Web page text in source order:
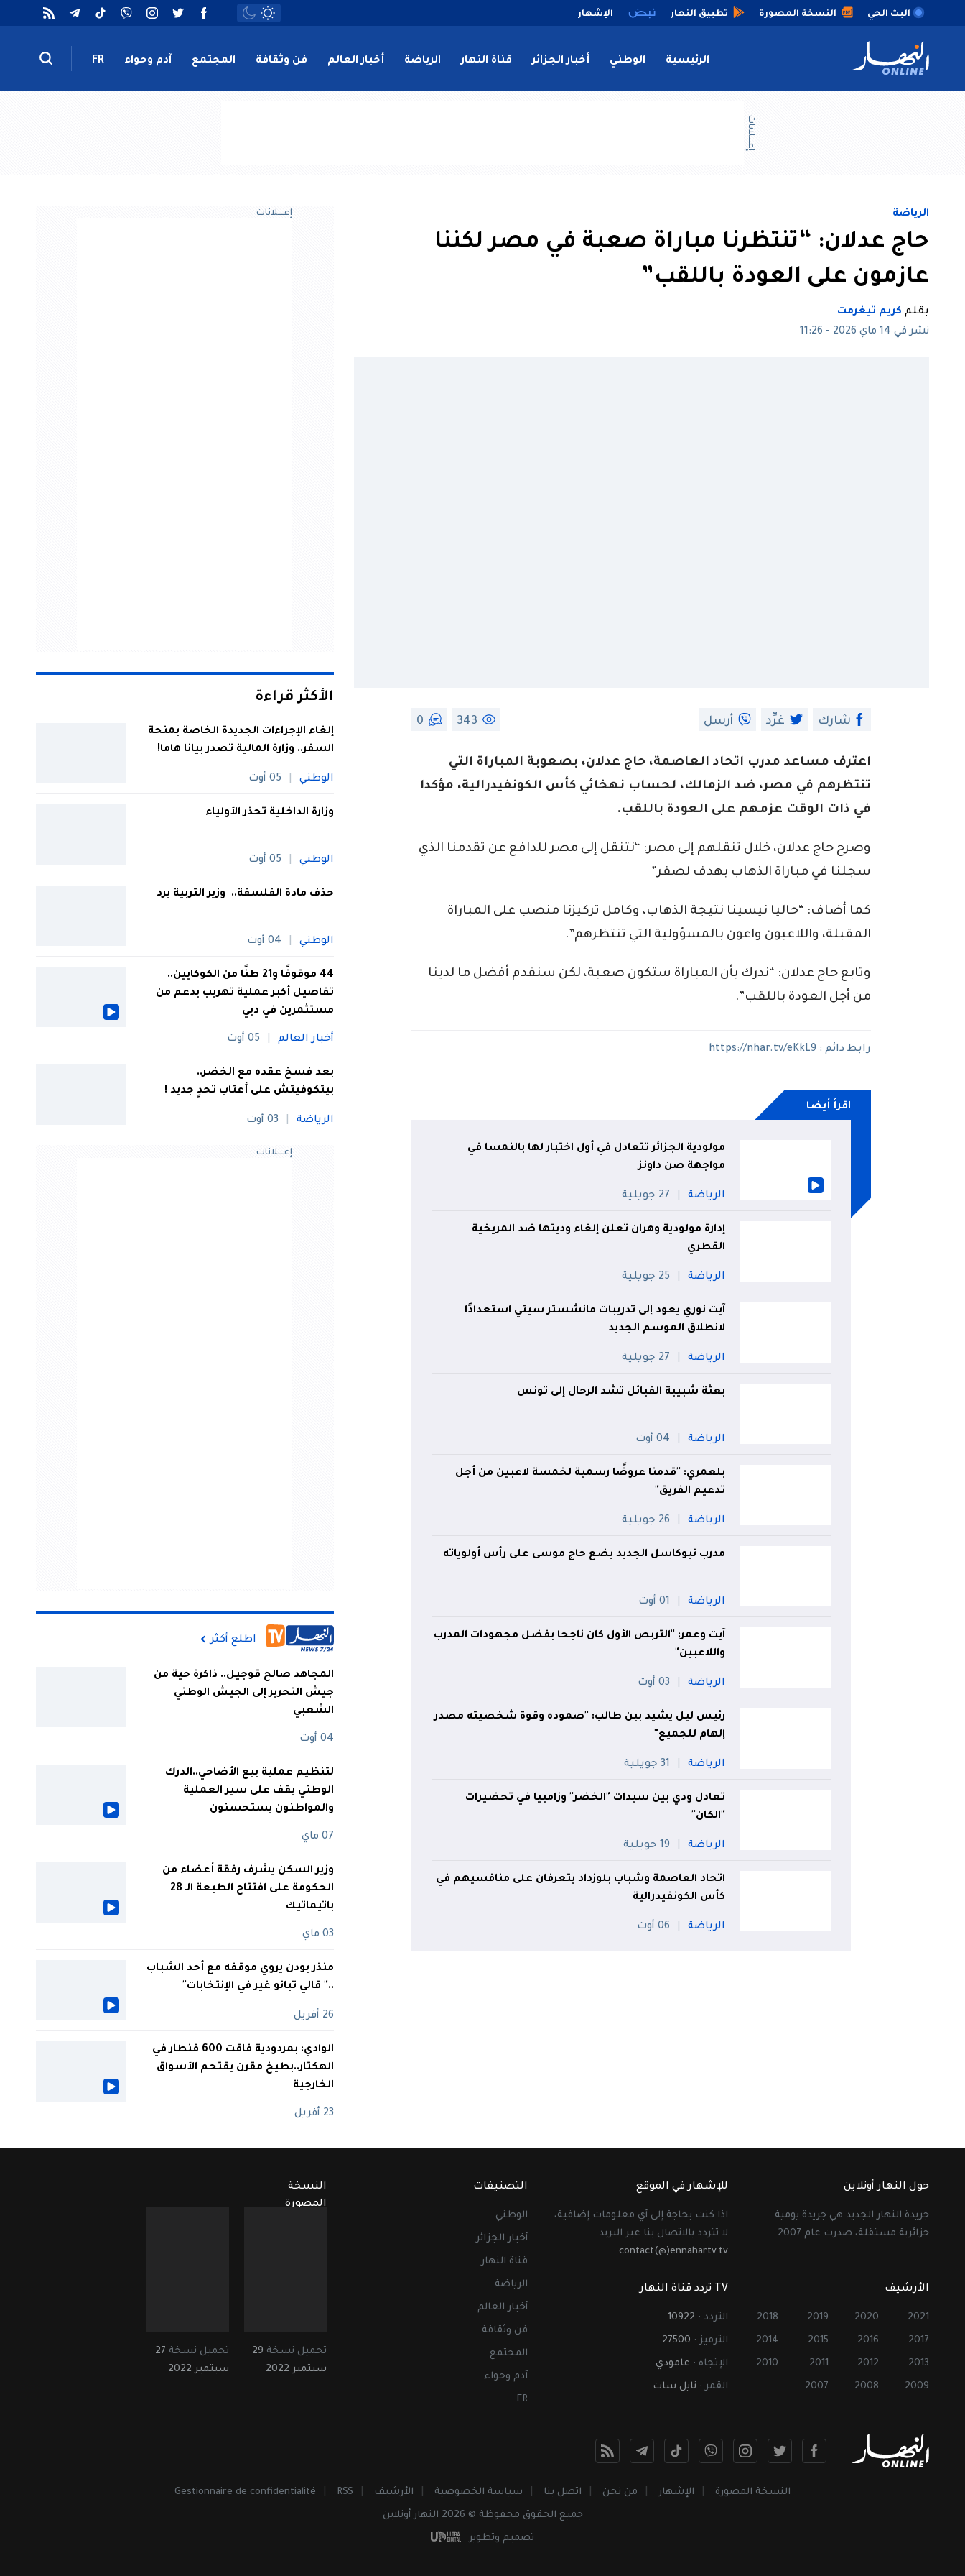
البث الحي النسخة المصورة تطبيق النهار الإشهار
الرئيسية الوطني أخبار الجزائر قناة النهار الرياضة أخبار العالم فن وثقافة المجتمع آدم وحواء FR
إعــــلانات
الرياضة
حاج عدلان: “تنتظرنا مباراة صعبة في مصر لكننا
عازمون على العودة باللقب”
بقلم كريم تيغرمت
نشر في 14 ماي 2026 - 11:26
شارك غرِّد أرسل 343
0
اعترف مساعد مدرب اتحاد العاصمة، حاج عدلان، بصعوبة المباراة التي
تنتظرهم في مصر، ضد الزمالك، لحساب نهخائي كأس الكونفيدرالية، مؤكدا
في ذات الوقت عزمهم على العودة باللقب.
وصرح حاج عدلان، خلال تنقلهم إلى مصر: “نتنقل إلى مصر للدافع عن تقدمنا الذي
سجلنا في مباراة الذهاب بهدف لصفر”
كما أضاف: “حاليا نيسينا نتيجة الذهاب، وكامل تركيزنا منصب على المباراة
المقبلة، واللاعبون واعون بالمسؤولية التي تنتظرهم”.
وتابع حاج عدلان: “ندرك بأن المباراة ستكون صعبة، لكن سنقدم أفضل ما لدينا
من أجل العودة باللقب”.
رابط دائم :https://nhar.tv/eKkL9
اقرأ أيضا
مولودية الجزائر تتعادل في أول اختبار لها بالنمسا في
مواجهة صن داونز
الرياضة 27 جويلية
إدارة مولودية وهران تعلن إلغاء وديتها ضد المريخية
القطري
الرياضة 25 جويلية
آيت نوري يعود إلى تدريبات مانشستر سيتي استعدادًا
لانطلاق الموسم الجديد
الرياضة 27 جويلية
بعثة شبيبة القبائل تشد الرحال إلى تونس
الرياضة 04 أوت
بلعمري: "قدمنا عروضًا رسمية لخمسة لاعبين من أجل
تدعيم الفريق"
الرياضة 26 جويلية
مدرب نيوكاسل الجديد يضع حاج موسى على رأس أولوياته
الرياضة 01 أوت
آيت وعمر: "التربص الأول كان ناجحا بفضل مجهودات المدرب
واللاعبين"
الرياضة 03 أوت
رئيس ليل يشيد ببن طالب: "صموده وقوة شخصيته مصدر
إلهام للجميع"
الرياضة 31 جويلية
تعادل ودي بين سيدات "الخضر" وزامبيا في تحضيرات
"الكان"
الرياضة 19 جويلية
اتحاد العاصمة وشباب بلوزداد يتعرفان على منافسيهم في
كأس الكونفيدرالية
الرياضة 06 أوت
إعــــلانات
الأكثر قراءة
إلغاء الإجراءات الجديدة الخاصة بمنحة
السفر.. وزارة المالية تصدر بيانا هاما!
الوطني 05 أوت
وزارة الداخلية تحذر الأولياء
الوطني 05 أوت
حذف مادة الفلسفة.. وزير التربية يرد
الوطني 04 أوت
44 موقوفًا و21 طنًا من الكوكايين..
تفاصيل أكبر عملية تهريب بدعم من
مستثمرين في دبي
أخبار العالم 05 أوت
بعد فسخ عقده مع الخضر..
بيتكوفيتش على أعتاب تحدٍ جديد !
الرياضة 03 أوت
إعــــلانات
اطلع أكثر
المجاهد صالح قوجيل.. ذاكرة حية من
جيش التحرير إلى الجيش الوطني
الشعبي
04 أوت
لتنظيم عملية بيع الأضاحي..الدرك
الوطني يقف على سير العملية
والمواطنون يستحسنون
07 ماي
وزير السكن يشرف رفقة أعضاء من
الحكومة على افتتاح الطبعة الـ 28
باتيماتيك
03 ماي
منذر بودن يروي موقفه مع أحد الشباب
.." قالي تبانو غير في الإنتخابات"
26 أفريل
الوادي: بمردودية فاقت 600 قنطار في
الهكتار..بطيخ مقرن يقتحم الأسواق
الخارجية
23 أفريل
حول النهار أونلاين
جريدة النهار الجديد هي جريدة يومية
جزائرية مستقلة، صدرت عام 2007.
للإشهار في الموقع
اذا كنت بحاجة إلى أي معلومات إضافية،
لا تتردد بالاتصال بنا عبر البريد
contact(@)ennahartv.tv
الأرشيف
2021
2020
2019
2018
2017
2016
2015
2014
2013
2012
2011
2010
2009
2008
2007
TV تردد قناة النهار
التردد : 10922
الترميز : 27500
الإتجاه : عامودي
القمر : نايل سات
التصنيفات
الوطني
أخبار الجزائر
قناة النهار
الرياضة
أخبار العالم
فن وثقافة
المجتمع
آدم وحواء
FR
النسخة
المصورة
تحميل نسخة 29
سبتمبر 2022
تحميل نسخة 27
سبتمبر 2022
النسخة المصورة الإشهار من نحن اتصل بنا سياسة الخصوصية الأرشيف RSS
Gestionnaire de confidentialité
جميع الحقوق محفوظة © 2026 النهار أونلاين
تصميم وتطوير